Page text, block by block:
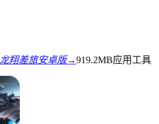
龙翔差旅安卓版→919.2MB应用工具